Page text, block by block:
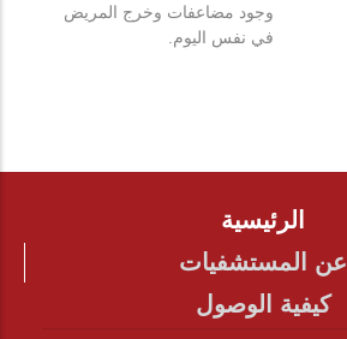
وجود مضاعفات وخرج المريض
في نفس اليوم.
FOOTER
الرئيسية
عن المستشفيات
كيفية الوصول